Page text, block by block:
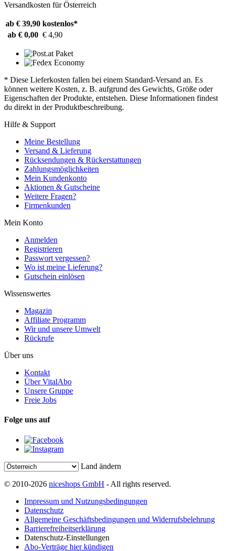
Versandkosten für Österreich
ab € 39,90 kostenlos*
ab € 0,00 € 4,90
* Diese Lieferkosten fallen bei einem Standard-Versand an. Es
können weitere Kosten, z. B. aufgrund des Gewichts, Größe oder
Eigenschaften der Produkte, entstehen. Diese Informationen findest
du direkt in der Produktbeschreibung.
Hilfe & Support
Meine Bestellung
Versand & Lieferung
Rücksendungen & Rückerstattungen
Zahlungsmöglichkeiten
Mein Kundenkonto
Aktionen & Gutscheine
Weitere Fragen?
Firmenkunden
Mein Konto
Anmelden
Registrieren
Passwort vergessen?
Wo ist meine Lieferung?
Gutschein einlösen
Wissenswertes
Magazin
Affiliate Programm
Wir und unsere Umwelt
Rückrufe
Über uns
Kontakt
Über VitalAbo
Unsere Gruppe
Freie Jobs
Folge uns auf
Land ändern
© 2010-2026 niceshops GmbH - All rights reserved.
Impressum und Nutzungsbedingungen
Datenschutz
Allgemeine Geschäftsbedingungen und Widerrufsbelehrung
Barrierefreiheitserklärung
Datenschutz-Einstellungen
Abo-Verträge hier kündigen